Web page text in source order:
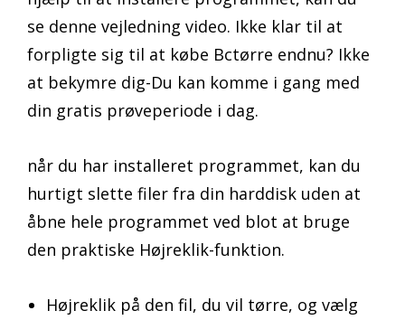
se denne vejledning video. Ikke klar til at
forpligte sig til at købe Bctørre endnu? Ikke
at bekymre dig-Du kan komme i gang med
din gratis prøveperiode i dag.
når du har installeret programmet, kan du
hurtigt slette filer fra din harddisk uden at
åbne hele programmet ved blot at bruge
den praktiske Højreklik-funktion.
Højreklik på den fil, du vil tørre, og vælg